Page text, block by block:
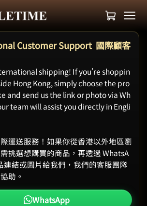
Customer Support 國際顧客
shipping! If you're shoppin
Hong Kong, simply choose the pro
and send us the link or photo via Wh
team will assist you directly in Engli
運送服務！如果你從香港以外地區瀏
挑選想購買的商品，再透過 WhatsA
連結或圖片給我們，我們的客服團隊
助。
WhatsApp